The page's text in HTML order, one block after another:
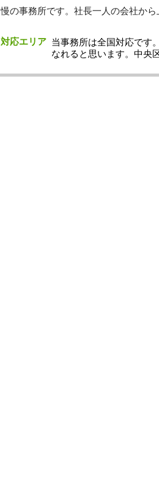
慢の事務所です。社長一人の会社か
対応エリア 当事務所は全国対応です
なれると思います。中央